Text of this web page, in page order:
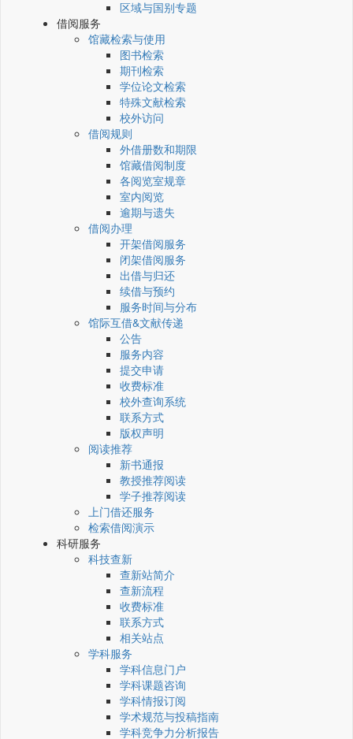
区域与国别专题
借阅服务
馆藏检索与使用
图书检索
期刊检索
学位论文检索
特殊文献检索
校外访问
借阅规则
外借册数和期限
馆藏借阅制度
各阅览室规章
室内阅览
逾期与遗失
借阅办理
开架借阅服务
闭架借阅服务
出借与归还
续借与预约
服务时间与分布
馆际互借&文献传递
公告
服务内容
提交申请
收费标准
校外查询系统
联系方式
版权声明
阅读推荐
新书通报
教授推荐阅读
学子推荐阅读
上门借还服务
检索借阅演示
科研服务
科技查新
查新站简介
查新流程
收费标准
联系方式
相关站点
学科服务
学科信息门户
学科课题咨询
学科情报订阅
学术规范与投稿指南
学科竞争力分析报告